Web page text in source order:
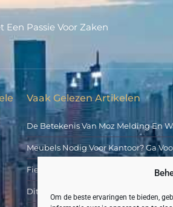
Om de beste ervaringen te bieden,
Een Passie Voor Zaken
Vaak Gelezen Artikelen
De Betekenis Van Moz Melding En
Meubels Nodig Voor Kantoor? Ga
Fietsflessen Van Hoge Kwaliteit
Dit Kost Een Gemiddelde Golfplaat